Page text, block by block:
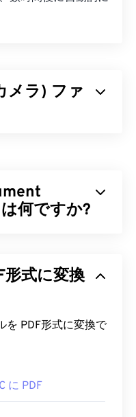
メラ) ファ
式でした。1990年代
のDCシリーズのコ
はどうすれ
かの方法がありま
、
Mac を
何ですか?
最も広く使用されて
PDFが広く普及して
イスやオペレーティ
を保ちます。
式に変換
を PDF形式に変換で
に PDF